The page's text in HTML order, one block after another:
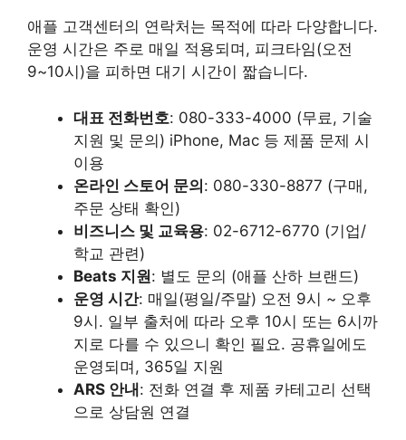
애플 고객센터의 연락처는 목적에 따라 다양합니다.
운영 시간은 주로 매일 적용되며, 피크타임(오전
9~10시)을 피하면 대기 시간이 짧습니다.
대표 전화번호: 080-333-4000 (무료, 기술
지원 및 문의) iPhone, Mac 등 제품 문제 시
이용
온라인 스토어 문의: 080-330-8877 (구매,
주문 상태 확인)
비즈니스 및 교육용: 02-6712-6770 (기업/
학교 관련)
Beats 지원: 별도 문의 (애플 산하 브랜드)
운영 시간: 매일(평일/주말) 오전 9시 ~ 오후
9시. 일부 출처에 따라 오후 10시 또는 6시까
지로 다를 수 있으니 확인 필요. 공휴일에도
운영되며, 365일 지원
ARS 안내: 전화 연결 후 제품 카테고리 선택
으로 상담원 연결